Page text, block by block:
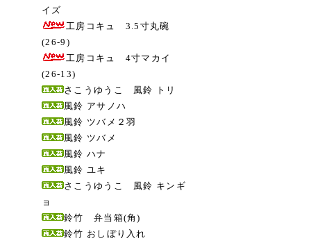
イズ
工房コキュ 3.5寸丸碗
(26-9)
工房コキュ 4寸マカイ
(26-13)
さこうゆうこ 風鈴 トリ
風鈴 アサノハ
風鈴 ツバメ２羽
風鈴 ツバメ
風鈴 ハナ
風鈴 ユキ
さこうゆうこ 風鈴 キンギ
ョ
鈴竹 弁当箱(角)
鈴竹 おしぼり入れ